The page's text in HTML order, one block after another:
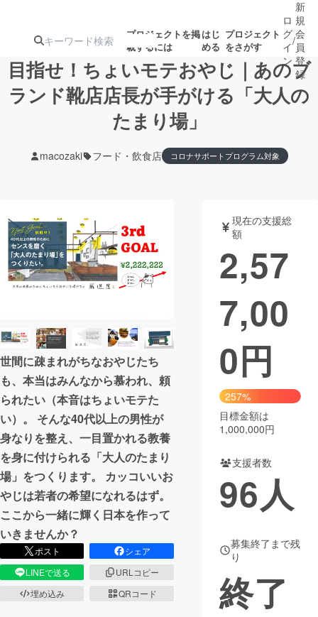
プロジェクトを掲
載するには
はじ
める
プロジェクト
をさがす
注目の新着プロ募集終了が近いプ
テクノロジー・ガジェット ゲーム・サ
映像・映画 書籍・雑誌
チャレンジ
まちづくり・地域活性化
CAMPFIRE for Social Good
CAMPFIRE Creation
CAMPFIREふるさと納税
コミュニティ
ロ
グ
イ
ン
/
新
規
会
員
登
録
目指せ！ちょいモテおやじ｜あのブ
ランド靴店店長が手がける「大人の
たまり場」
macozaki フード・飲食店 コロナサポートプログラム対象
世間に疎まれがちなおやじたち
も、本当はみんなから慕われ、頼
られたい（本音はちょいモテた
い）。 そんな40代以上の男性が
身なりを整え、一目置かれる教養
を身に付けられる「大人のたまり
場」をつくります。 カッコいいお
やじは若者の希望になれるはず。
ここから一緒に輝く日本を作って
いきませんか？
ポスト
シェア
LINEで送る
URLコピー
埋め込み
QRコード
現在の支援総
額
2,57
7,00
0円
257%
目標金額は
1,000,000円
支援者数
96人
募集終了まで残
り
終了